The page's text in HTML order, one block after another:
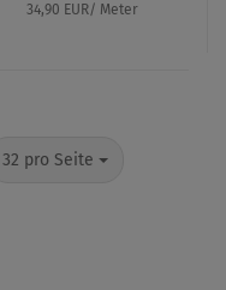
34,90 EUR/ Meter
32 pro Seite